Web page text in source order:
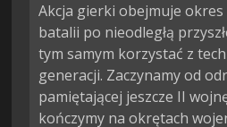
Akcja gierki obejmuje okres
batalii po nieodległą
tym samym korzystać z
generacji. Zaczynamy od
pamiętającej jeszcze II
kończymy na okrętach